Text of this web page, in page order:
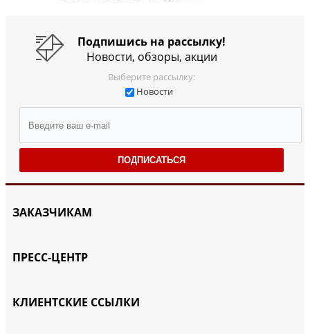
Подпишись на рассылку!
Новости, обзоры, акции
Выберите рассылку:
Новости
ПОДПИСАТЬСЯ
ЗАКАЗЧИКАМ
ПРЕСС-ЦЕНТР
КЛИЕНТСКИЕ ССЫЛКИ